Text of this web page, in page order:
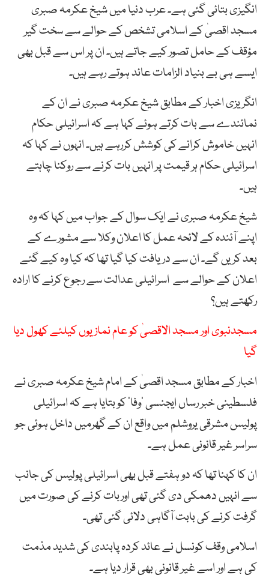
انگیزی بتائی گئی ہے۔ عرب دنیا میں شیخ عکرمہ صبری
مسجد اقصیٰ کے اسلامی تشخص کے حوالے سے سخت گیر
مؤقف کے حامل تصور کیے جاتے ہیں۔ ان پر اس سے قبل بھی
ایسے ہی بے بنیاد الزامات عائد ہوتے رہے ہیں۔
انگریزی اخبار کے مطابق شیخ عکرمہ صبری نے ان کے
نمائندے سے بات کرتے ہوئے کہا ہے کہ اسرائیلی حکام
انہیں خاموش کرانے کی کوشش کررہے ہیں۔ انہوں نے کہا کہ
اسرائیلی حکام ہر قیمت پر انہیں بات کرنے سے روکنا چاہتے
ہیں۔
شیخ عکرمہ صبری نے ایک سوال کے جواب میں کہا کہ وہ
اپنے آئندہ کے لائحہ عمل کا اعلان وکلا سے مشورے کے
بعد کریں گے۔ ان سے دریافت کیا گیا تھا کہ کیا وہ کیے گئے
اعلان کے حوالے سے اسرائیلی عدالت سے رجوع کرنے کا ارادہ
رکھتے ہیں؟
مسجدنبوی اور مسجد الاقصیٰ کو عام نمازیوں کیلئے کھول دیا
گیا
اخبار کے مطابق مسجد اقصیٰ کے امام شیخ عکرمہ صبری نے
فلسطینی خبر رساں ایجنسی ’وفا‘ کو بتایا ہے کہ اسرائیلی
پولیس مشرقی یروشلم میں واقع ان کے گھرمیں داخل ہوئی جو
سراسر غیر قانونی عمل ہے۔
ان کا کہنا تھا کہ دو ہفتے قبل بھی اسرائیلی پولیس کی جانب
سے انہیں دھمکی دی گئی تھی اوربات کرنے کی صورت میں
گرفت کرنے کی بابت آگاہی دلائی گئی تھی۔
اسلامی وقف کونسل نے عائد کردہ پابندی کی شدید مذمت
کی ہے اور اسے غیر قانونی بھی قرار دیا ہے۔